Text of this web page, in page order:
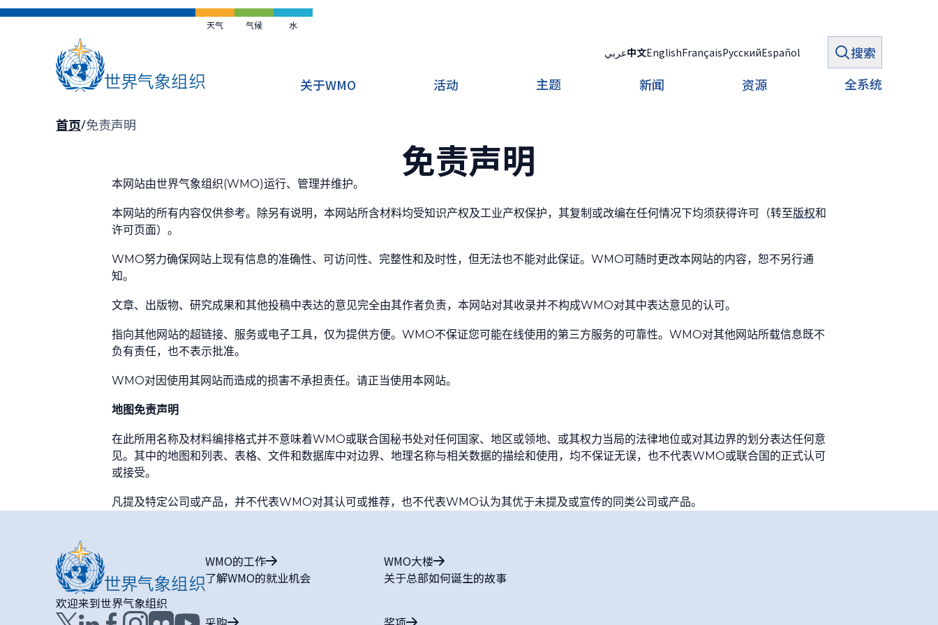
跳
天气 气候 水
عربي中文EnglishFrançaisРусскийEspañol
搜索
关于WMO
活动 主题 新闻 资源 全系统
面
首页 免责声明
免责声明
本网站由世界气象组织(WMO)运行、管理并维护。
本网站的所有内容仅供参考。除另有说明，本网站所含材料均受知识产权及工业产权保护，其复制或改编在任何情况下均须获得许可（转至版权和
许可页面）。
WMO努力确保网站上现有信息的准确性、可访问性、完整性和及时性，但无法也不能对此保证。WMO可随时更改本网站的内容，恕不另行通
知。
文章、出版物、研究成果和其他投稿中表达的意见完全由其作者负责，本网站对其收录并不构成WMO对其中表达意见的认可。
指向其他网站的超链接、服务或电子工具，仅为提供方便。WMO不保证您可能在线使用的第三方服务的可靠性。WMO对其他网站所载信息既不
负有责任，也不表示批准。
WMO对因使用其网站而造成的损害不承担责任。请正当使用本网站。
地图免责声明
在此所用名称及材料编排格式并不意味着WMO或联合国秘书处对任何国家、地区或领地、或其权力当局的法律地位或对其边界的划分表达任何意
见。其中的地图和列表、表格、文件和数据库中对边界、地理名称与相关数据的描绘和使用，均不保证无误，也不代表WMO或联合国的正式认可
或接受。
凡提及特定公司或产品，并不代表WMO对其认可或推荐，也不代表WMO认为其优于未提及或宣传的同类公司或产品。
欢迎来到世界气象组织
WMO的工作
了解WMO的就业机会
WMO大楼
关于总部如何诞生的故事